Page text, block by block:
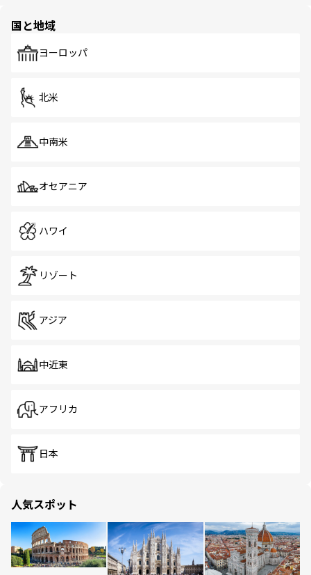
で、ホーカーズは地元の風情を楽しめる外せないスポット
国と地域
ヨーロッパ
北米
中南米
オセアニア
ハワイ
リゾート
アジア
中近東
アフリカ
日本
人気スポット